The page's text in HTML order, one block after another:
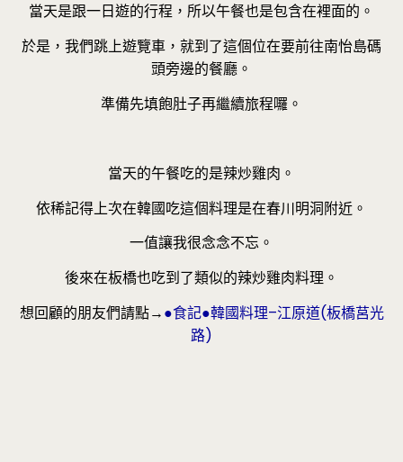
當天是跟一日遊的行程，所以午餐也是包含在裡面的。
於是，我們跳上遊覽車，就到了這個位在要前往南怡島碼
頭旁邊的餐廳。
準備先填飽肚子再繼續旅程囉。
當天的午餐吃的是辣炒雞肉。
依稀記得上次在韓國吃這個料理是在春川明洞附近。
一值讓我很念念不忘。
後來在板橋也吃到了類似的辣炒雞肉料理。
想回顧的朋友們請點→●食記●韓國料理–江原道(板橋莒光
路)